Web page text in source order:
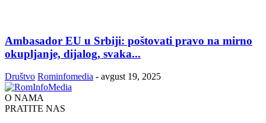
Ambasador EU u Srbiji: poštovati pravo na mirno
okupljanje, dijalog, svaka...
Društvo Rominfomedia - avgust 19, 2025
O NAMA
PRATITE NAS